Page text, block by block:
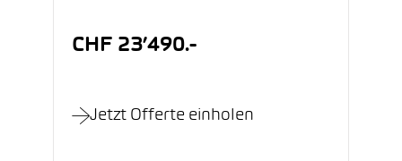
CHF 23’490.-
Jetzt Offerte einholen